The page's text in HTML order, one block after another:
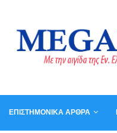
ΕΠΙΣΤΗΜΟΝΙΚΆ ΆΡΘΡΑ